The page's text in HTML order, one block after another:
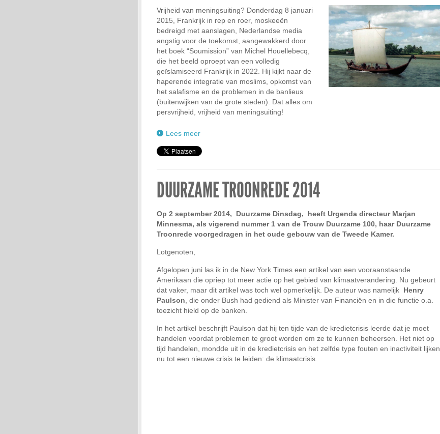
Vrijheid van meningsuiting? Donderdag 8 januari
2015, Frankrijk in rep en roer, moskeeën
bedreigd met aanslagen, Nederlandse media
angstig voor de toekomst, aangewakkerd door
het boek “Soumission” van Michel Houellebecq,
die het beeld oproept van een volledig
geïslamiseerd Frankrijk in 2022. Hij kijkt naar de
haperende integratie van moslims, opkomst van
het salafisme en de problemen in de banlieus
(buitenwijken van de grote steden). Dat alles om
persvrijheid, vrijheid van meningsuiting!
Lees meer
DUURZAME TROONREDE 2014
Op 2 september 2014, Duurzame Dinsdag, heeft Urgenda directeur Marjan
Minnesma, als vigerend nummer 1 van de Trouw Duurzame 100, haar Duurzame
Troonrede voorgedragen in het oude gebouw van de Tweede Kamer.
Lotgenoten,
Afgelopen juni las ik in de New York Times een artikel van een vooraanstaande
Amerikaan die opriep tot meer actie op het gebied van klimaatverandering. Nu gebeurt
dat vaker, maar dit artikel was toch wel opmerkelijk. De auteur was namelijk Henry
Paulson , die onder Bush had gediend als Minister van Financiën en in die functie o.a.
toezicht hield op de banken.
In het artikel beschrijft Paulson dat hij ten tijde van de kredietcrisis leerde dat je moet
handelen voordat problemen te groot worden om ze te kunnen beheersen. Het niet op
tijd handelen, mondde uit in de kredietcrisis en het zelfde type fouten en inactiviteit lijken
nu tot een nieuwe crisis te leiden: de klimaatcrisis.